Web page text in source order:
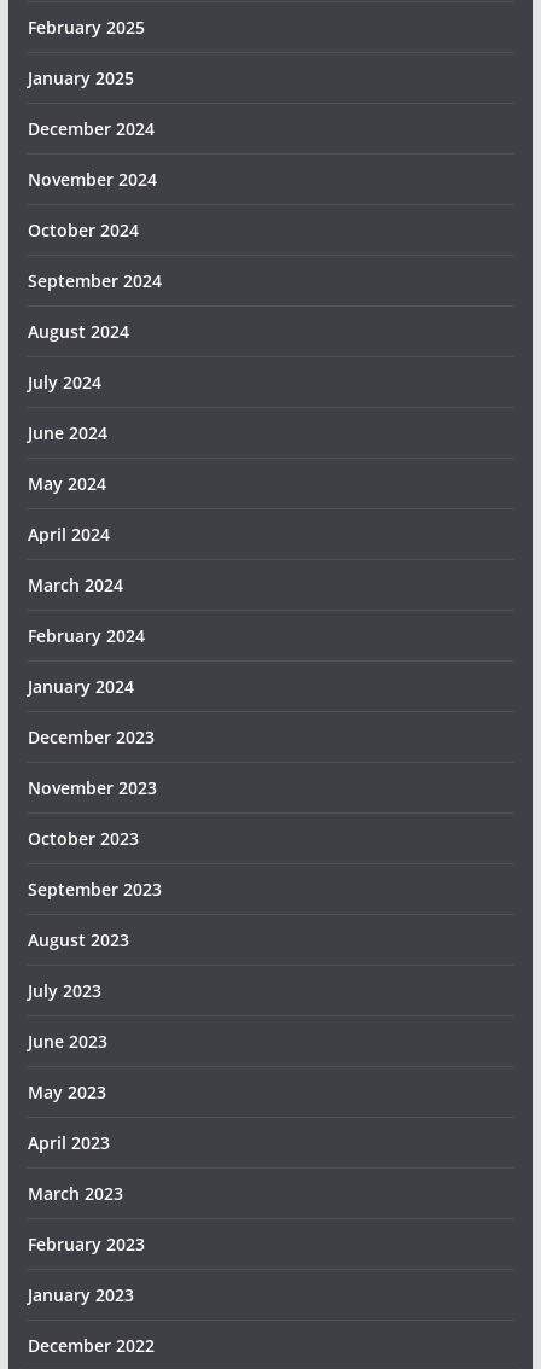
February 2025
January 2025
December 2024
November 2024
October 2024
September 2024
August 2024
July 2024
June 2024
May 2024
April 2024
March 2024
February 2024
January 2024
December 2023
November 2023
October 2023
September 2023
August 2023
July 2023
June 2023
May 2023
April 2023
March 2023
February 2023
January 2023
December 2022